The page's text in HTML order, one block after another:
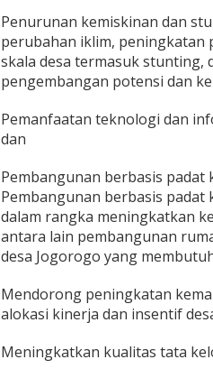
Penurunan kemiskinan dan
perubahan iklim, peningkatan
skala desa termasuk
pengembangan potensi dan
Pemanfaatan teknologi dan
dan
Pembangunan berbasis
Pembangunan berbasis padat
dalam rangka meningkatkan
antara lain pembangunan
desa Jogorogo yang
Mendorong peningkatan
alokasi kinerja dan insentif
Meningkatkan kualitas tata